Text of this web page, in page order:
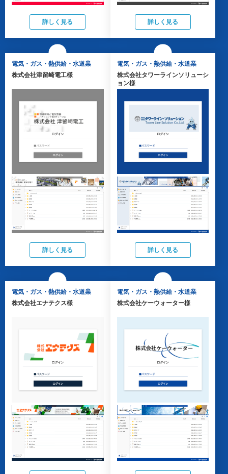
詳しく見る 詳しく見る
電気・ガス・熱供給・水道業
株式会社津留崎電工様
詳しく見る
電気・ガス・熱供給・水道業
株式会社タワーラインソリューシ
ョン様
詳しく見る
電気・ガス・熱供給・水道業
株式会社エナテクス様
電気・ガス・熱供給・水道業
株式会社ケーウォーター様